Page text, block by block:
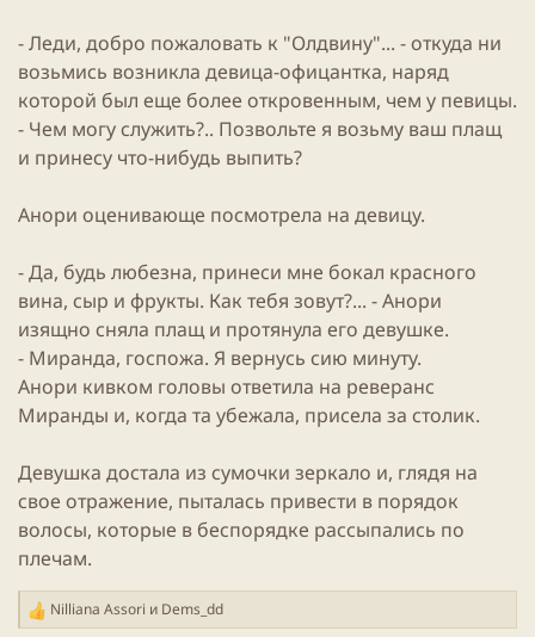
- Леди, добро пожаловать к "Олдвину"... - откуда ни
возьмись возникла девица-офицантка, наряд
которой был еще более откровенным, чем у певицы.
- Чем могу служить?.. Позвольте я возьму ваш плащ
и принесу что-нибудь выпить?
Анори оценивающе посмотрела на девицу.
- Да, будь любезна, принеси мне бокал красного
вина, сыр и фрукты. Как тебя зовут?... - Анори
изящно сняла плащ и протянула его девушке.
- Миранда, госпожа. Я вернусь сию минуту.
Анори кивком головы ответила на реверанс
Миранды и, когда та убежала, присела за столик.
Девушка достала из сумочки зеркало и, глядя на
свое отражение, пыталась привести в порядок
волосы, которые в беспорядке рассыпались по
плечам.
Р
Nilliana Assori и Dems_dd